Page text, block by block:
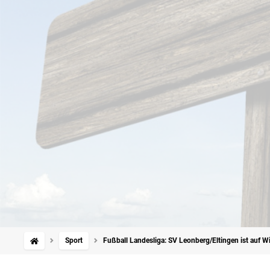
Sport Fußball Landesliga: SV Leonberg/Eltingen ist auf